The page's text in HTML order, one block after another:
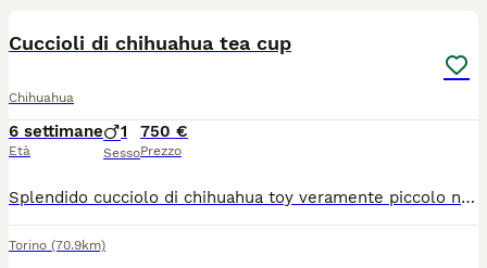
Cuccioli di chihuahua tea cup
Chihuahua
6 settimane
Età
1
Sesso
750 €
Prezzo
Splendido cucciolo di chihuahua toy veramente piccolo nato il 22 giugno sarà consegnabile dal 17 agosto con ciclo sverminazioni, vaccino microchip passaggio di proprietà libretto sanitario, abituato alla traversina cresciuto in casa dolce e affettuoso ben socializzato testa a mela muso corto molto bello genitori visibili entrambi di mia proprietà per venire a vederlo contattatemi al 379 1459776
Torino (70.9km)